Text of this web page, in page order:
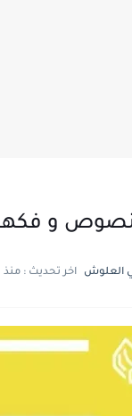
و فكها
العلوش اخر تحديث : منذ